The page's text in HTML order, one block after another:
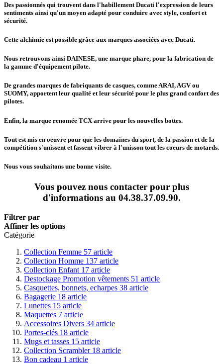
Des passionnés qui trouvent dans l'habillement Ducati l'expression de leurs
sentiments ainsi qu'un moyen adapté pour conduire avec style, confort et
sécurité.
Cette alchimie est possible grâce aux marques associées avec Ducati.
Nous retrouvons ainsi DAINESE, une marque phare, pour la fabrication de
la gamme d'équipement pilote.
De grandes marques de fabriquants de casques, comme ARAI, AGV ou
SUOMY, apportent leur qualité et leur sécurité pour le plus grand confort des
pilotes.
Enfin, la marque renomée TCX arrive pour les nouvelles bottes.
Tout est mis en oeuvre pour que les domaines du sport, de la passion et de la
compétition s'unissent et fassent vibrer à l'unisson tout les coeurs de motards.
Nous vous souhaitons une bonne visite.
Vous pouvez nous contacter pour plus
d'informations au 04.38.37.09.90.
Filtrer par
Affiner les options
Catégorie
Collection Femme 57 article
Collection Homme 137 article
Collection Enfant 17 article
Destockage Promotion vêtements 51 article
Casquettes, bonnets, echarpes 38 article
Bagagerie 18 article
Lunettes 15 article
Maquettes 7 article
Accessoires Divers 34 article
Portes-clés 18 article
Mugs et tasses 15 article
Collection Scrambler 18 article
Bon cadeau 1 article